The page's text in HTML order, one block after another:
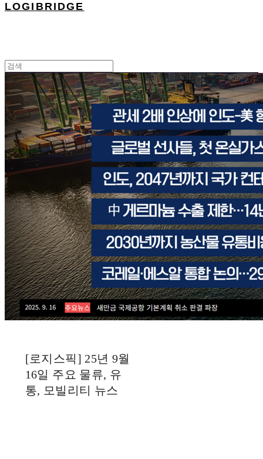
LOGIBRIDGE
[로지스픽] 25년 9월
16일 주요 물류, 유
통, 모빌리티 뉴스